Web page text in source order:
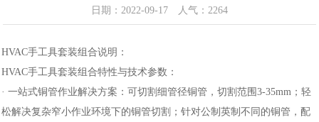
日期：2022-09-17 人气：2264
HVAC手工具套装组合说明：
HVAC手工具套装组合特性与技术参数：
· 一站式铜管作业解决方案：可切割细管径铜管，切割范围3-35mm；轻
松解决复杂窄小作业环境下的铜管切割；针对公制英制不同的铜管，配